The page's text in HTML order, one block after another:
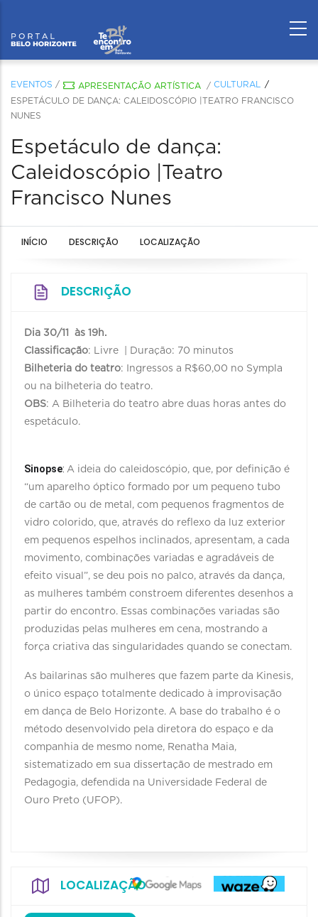
EVENTOS / APRESENTAÇÃO ARTÍSTICA / CULTURAL
ESPETÁCULO DE DANÇA: CALEIDOSCÓPIO |TEATRO FRANCISCO
NUNES
Espetáculo de dança:
Caleidoscópio |Teatro
Francisco Nunes
INÍCIO DESCRIÇÃO LOCALIZAÇÃO
DESCRIÇÃO
Dia 30/11 às 19h.
Classificação: Livre | Duração: 70 minutos
Bilheteria do teatro: Ingressos a R$60,00 no Sympla
ou na bilheteria do teatro.
OBS: A Bilheteria do teatro abre duas horas antes do
espetáculo.
Sinopse: A ideia do caleidoscópio, que, por definição é
“um aparelho óptico formado por um pequeno tubo
de cartão ou de metal, com pequenos fragmentos de
vidro colorido, que, através do reflexo da luz exterior
em pequenos espelhos inclinados, apresentam, a cada
movimento, combinações variadas e agradáveis de
efeito visual”, se deu pois no palco, através da dança,
as mulheres também constroem diferentes desenhos a
partir do encontro. Essas combinações variadas são
produzidas pelas mulheres em cena, mostrando a
força criativa das singularidades quando se conectam.
As bailarinas são mulheres que fazem parte da Kinesis,
o único espaço totalmente dedicado à improvisação
em dança de Belo Horizonte. A base do trabalho é o
método desenvolvido pela diretora do espaço e da
companhia de mesmo nome, Renatha Maia,
sistematizado em sua dissertação de mestrado em
Pedagogia, defendida na Universidade Federal de
Ouro Preto (UFOP).
LOCALIZAÇÃO